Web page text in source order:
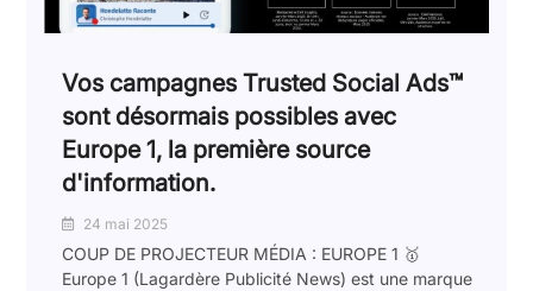
Vos campagnes Trusted Social Ads™️
sont désormais possibles avec
Europe 1, la première source
d'information.
24 mai 2025
COUP DE PROJECTEUR MÉDIA : EUROPE 1 🥇
Europe 1 (Lagardère Publicité News) est une marque